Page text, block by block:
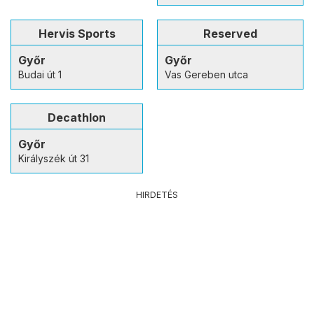
Hervis Sports
Győr
Budai út 1
Reserved
Győr
Vas Gereben utca
Decathlon
Győr
Királyszék út 31
HIRDETÉS